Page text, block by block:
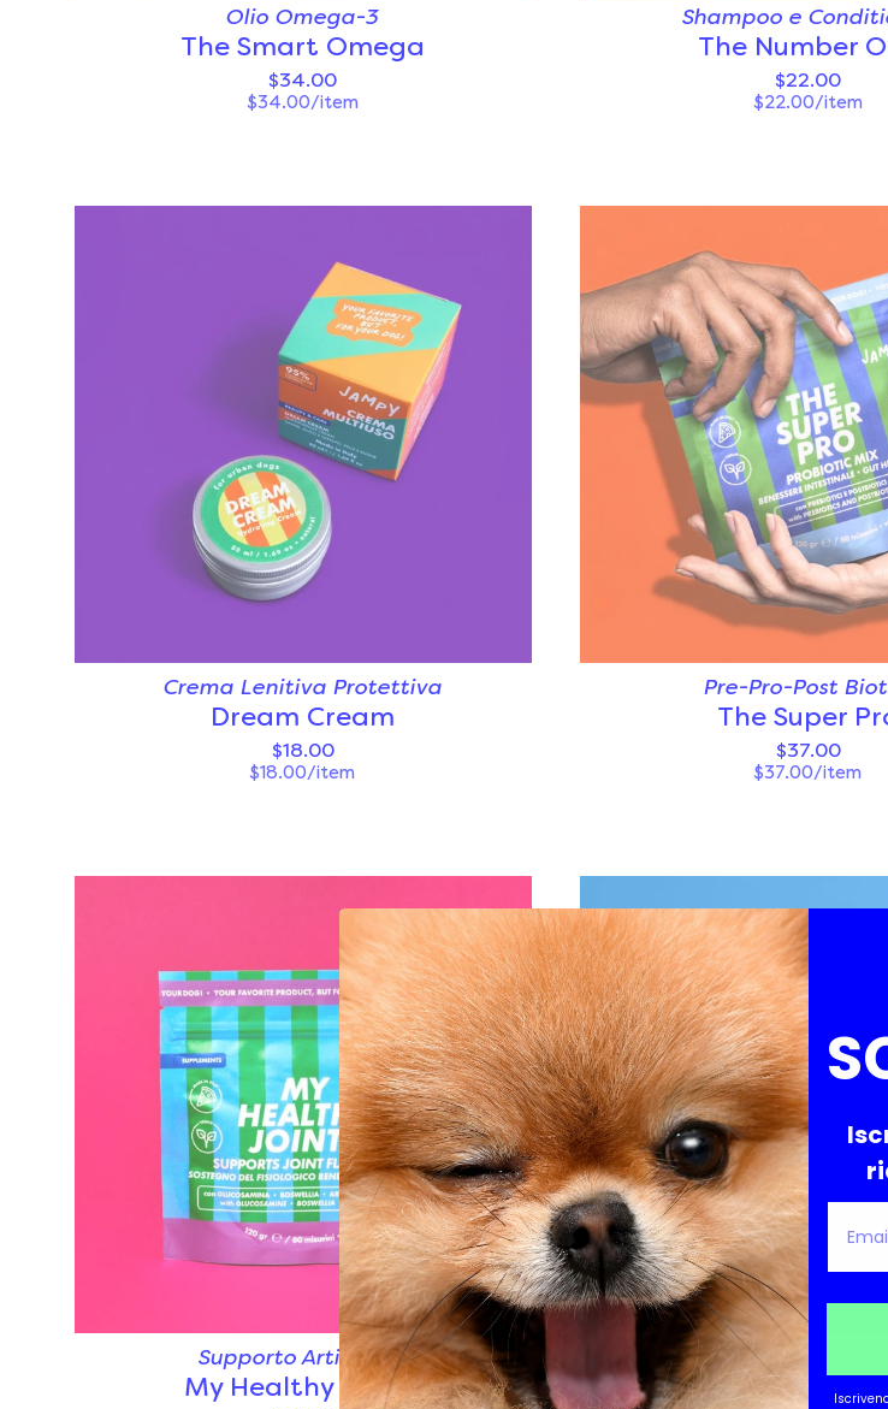
Olio Omega-3
The Smart Omega
$34.00
$34.00/item
Shampoo e
The Number
$22.00
$22.00/item
Crema Lenitiva Protettiva
Dream Cream
$18.00
$18.00/item
Pre-Pro-Post
The Super
$37.00
$37.00/item
Supporto Articolare
My Healthy Joints
Spray Protettivo
Bye Bye